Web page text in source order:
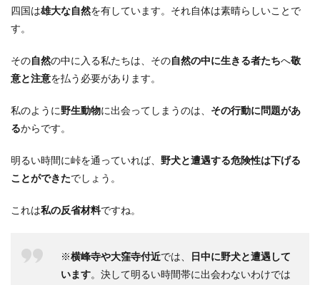
四国は雄大な自然を有しています。それ自体は素晴らしいことで
す。
その自然の中に入る私たちは、その自然の中に生きる者たちへ敬
意と注意を払う必要があります。
私のように野生動物に出会ってしまうのは、 その行動に問題があ
るからです。
明るい時間に峠を通っていれば、 野犬と遭遇する危険性は下げる
ことができたでしょう。
これは私の反省材料ですね。
※横峰寺や大窪寺付近では、
日中に野犬と遭遇して
います。決して明るい時間帯に出会わないわけでは